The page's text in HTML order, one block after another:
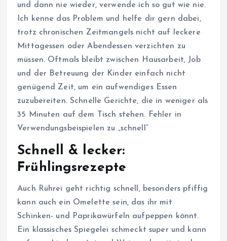
und dann nie wieder, verwende ich so gut wie nie.
Ich kenne das Problem und helfe dir gern dabei,
trotz chronischen Zeitmangels nicht auf leckere
Mittagessen oder Abendessen verzichten zu
müssen. Oftmals bleibt zwischen Hausarbeit, Job
und der Betreuung der Kinder einfach nicht
genügend Zeit, um ein aufwendiges Essen
zuzubereiten. Schnelle Gerichte, die in weniger als
35 Minuten auf dem Tisch stehen. Fehler in
Verwendungsbeispielen zu „schnell“
Schnell & lecker:
Frühlingsrezepte
Auch Rührei geht richtig schnell, besonders pfiffig
kann auch ein Omelette sein, das ihr mit
Schinken- und Paprikawürfeln aufpeppen könnt.
Ein klassisches Spiegelei schmeckt super und kann